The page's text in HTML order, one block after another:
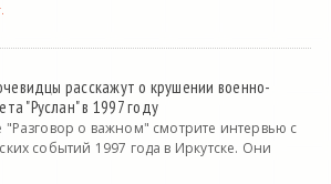
расскажут о крушении военно-
"Руслан" в 1997 году
о важном" смотрите интервью с
событий 1997 года в Иркутске. Они